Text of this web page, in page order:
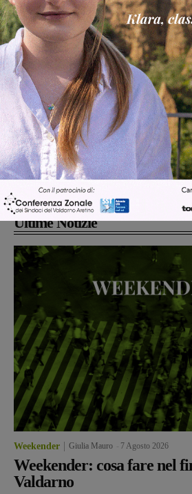
Cronaca 3 Agosto 2026
Scomparso da una struttura
Fiorentino l’uomo che aveva
Levane nel 2020
Articolo precedente
Area Ex Ceim e strada dei Poggi: due
situazioni da risolvere. La lista civica
interviene in consiglio
Ultime Notizie
Weekender Giulia Mauro 7 Agosto 2026
Weekender: cosa fare nel
Valdarno